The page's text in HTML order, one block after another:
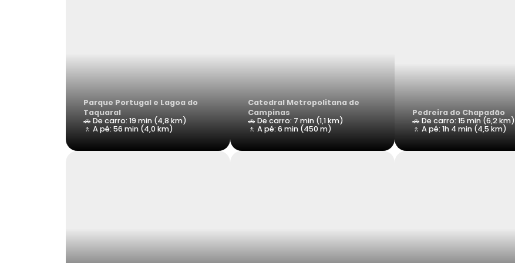
Parque Portugal e Lagoa do
Taquaral
🚗 De carro: 19 min (4,8 km)
🚶 A pé: 56 min (4,0 km)
Catedral Metropolitana de
Campinas
🚗 De carro: 7 min (1,1 km)
🚶 A pé: 6 min (450 m)
Pedreira do Chapadão
🚗 De carro: 15 min (6,2 km)
🚶 A pé: 1h 4 min (4,5 km)